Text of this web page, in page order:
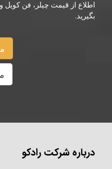
اطلاع از قیمت چیلر، فن کویل
بگیرید.
درباره شرکت رادکو